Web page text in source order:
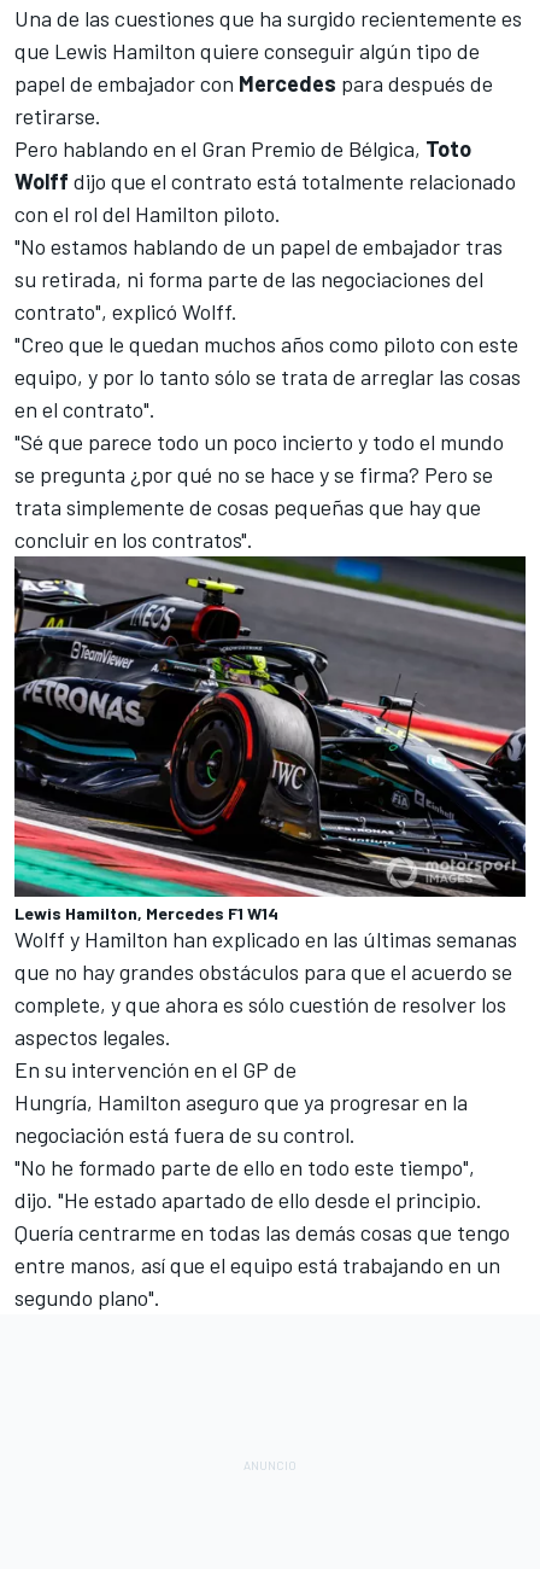
Una de las cuestiones que ha surgido recientemente es
que Lewis Hamilton quiere conseguir algún tipo de
papel de embajador con Mercedes para después de
retirarse.
Pero hablando en el Gran Premio de Bélgica, Toto
Wolff dijo que el contrato está totalmente relacionado
con el rol del Hamilton piloto.
"No estamos hablando de un papel de embajador tras
su retirada, ni forma parte de las negociaciones del
contrato", explicó Wolff.
"Creo que le quedan muchos años como piloto con este
equipo, y por lo tanto sólo se trata de arreglar las cosas
en el contrato".
"Sé que parece todo un poco incierto y todo el mundo
se pregunta ¿por qué no se hace y se firma? Pero se
trata simplemente de cosas pequeñas que hay que
concluir en los contratos".
Lewis Hamilton, Mercedes F1 W14
Wolff y Hamilton han explicado en las últimas semanas
que no hay grandes obstáculos para que el acuerdo se
complete, y que ahora es sólo cuestión de resolver los
aspectos legales.
En su intervención en el GP de
Hungría, Hamilton aseguro que ya progresar en la
negociación está fuera de su control.
"No he formado parte de ello en todo este tiempo",
dijo. "He estado apartado de ello desde el principio.
Quería centrarme en todas las demás cosas que tengo
entre manos, así que el equipo está trabajando en un
segundo plano".